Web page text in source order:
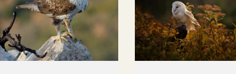
Erbjudanden Videoklipp Framsteg Arter